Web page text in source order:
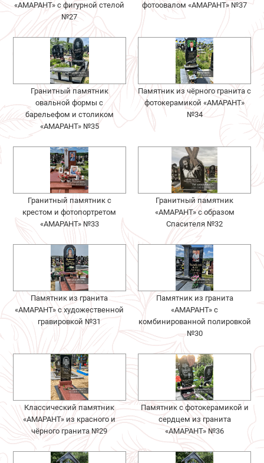
«АМАРАНТ» с фигурной стелой
№27
фотоовалом «АМАРАНТ» №37
Гранитный памятник
овальной формы с
барельефом и столиком
«АМАРАНТ» №35
Памятник из чёрного гранита с
фотокерамикой «АМАРАНТ»
№34
Гранитный памятник с
крестом и фотопортретом
«АМАРАНТ» №33
Гранитный памятник
«АМАРАНТ» с образом
Спасителя №32
Памятник из гранита
«АМАРАНТ» с художественной
гравировкой №31
Памятник из гранита
«АМАРАНТ» с
комбинированной полировкой
№30
Классический памятник
«АМАРАНТ» из красного и
чёрного гранита №29
Памятник с фотокерамикой и
сердцем из гранита
«АМАРАНТ» №36